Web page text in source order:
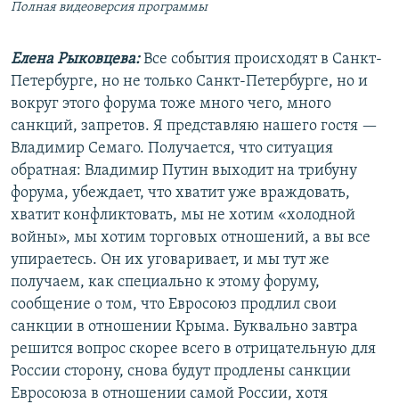
Полная видеоверсия программы
Елена Рыковцева:Все события происходят в Санкт-
Петербурге, но не только Санкт-Петербурге, но и
вокруг этого форума тоже много чего, много
санкций, запретов. Я представляю нашего гостя —
Владимир Семаго. Получается, что ситуация
обратная: Владимир Путин выходит на трибуну
форума, убеждает, что хватит уже враждовать,
хватит конфликтовать, мы не хотим «холодной
войны», мы хотим торговых отношений, а вы все
упираетесь. Он их уговаривает, и мы тут же
получаем, как специально к этому форуму,
сообщение о том, что Евросоюз продлил свои
санкции в отношении Крыма. Буквально завтра
решится вопрос скорее всего в отрицательную для
России сторону, снова будут продлены санкции
Евросоюза в отношении самой России, хотя